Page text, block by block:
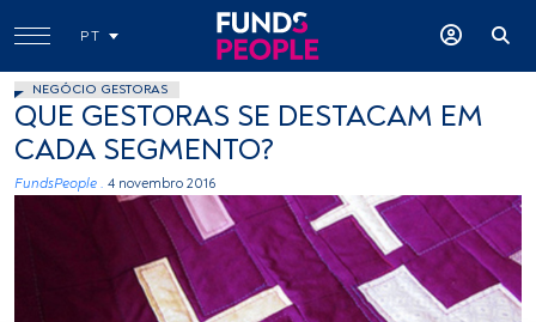
PT
NEGÓCIO GESTORAS
QUE GESTORAS SE DESTACAM EM
CADA SEGMENTO?
FundsPeople . 4 novembro 2016